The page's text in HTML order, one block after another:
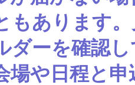
もあります
ダーを確認
場や日程と